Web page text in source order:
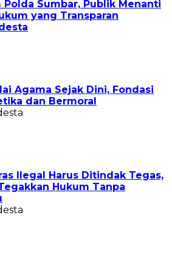
Sumbar, Publik Menanti
yang Transparan
Agama Sejak Dini, Fondasi
dan Bermoral
Ilegal Harus Ditindak Tegas,
Hukum Tanpa